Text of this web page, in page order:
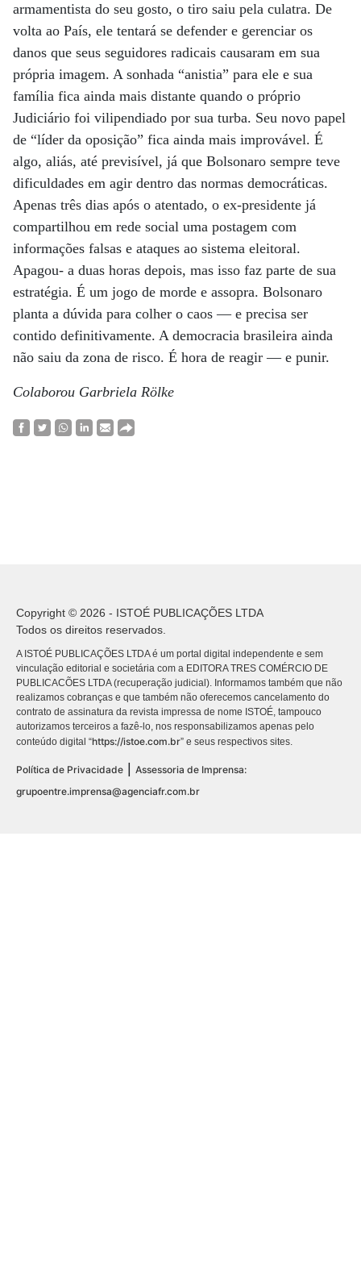
armamentista do seu gosto, o tiro saiu pela culatra. De
volta ao País, ele tentará se defender e gerenciar os
danos que seus seguidores radicais causaram em sua
própria imagem. A sonhada “anistia” para ele e sua
família fica ainda mais distante quando o próprio
Judiciário foi vilipendiado por sua turba. Seu novo papel
de “líder da oposição” fica ainda mais improvável. É
algo, aliás, até previsível, já que Bolsonaro sempre teve
dificuldades em agir dentro das normas democráticas.
Apenas três dias após o atentado, o ex-presidente já
compartilhou em rede social uma postagem com
informações falsas e ataques ao sistema eleitoral.
Apagou- a duas horas depois, mas isso faz parte de sua
estratégia. É um jogo de morde e assopra. Bolsonaro
planta a dúvida para colher o caos — e precisa ser
contido definitivamente. A democracia brasileira ainda
não saiu da zona de risco. É hora de reagir — e punir.
Colaborou Garbriela Rölke
Copyright © 2026 - ISTOÉ PUBLICAÇÕES LTDA
Todos os direitos reservados.
A ISTOÉ PUBLICAÇÕES LTDA é um portal digital independente e sem
vinculação editorial e societária com a EDITORA TRES COMÉRCIO DE
PUBLICACÕES LTDA (recuperação judicial). Informamos também que não
realizamos cobranças e que também não oferecemos cancelamento do
contrato de assinatura da revista impressa de nome ISTOÉ, tampouco
autorizamos terceiros a fazê-lo, nos responsabilizamos apenas pelo
conteúdo digital “https://istoe.com.br” e seus respectivos sites.
Política de Privacidade
Assessoria de Imprensa:
grupoentre.imprensa@agenciafr.com.br